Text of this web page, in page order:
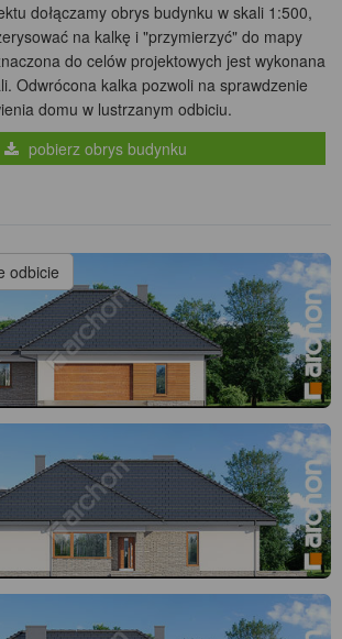
dołączamy obrys budynku w skali 1:500,
na kalkę i "przymierzyć" do mapy
do celów projektowych jest wykonana
Odwrócona kalka pozwoli na sprawdzenie
domu w lustrzanym odbiciu.
pobierz obrys budynku
odbicie